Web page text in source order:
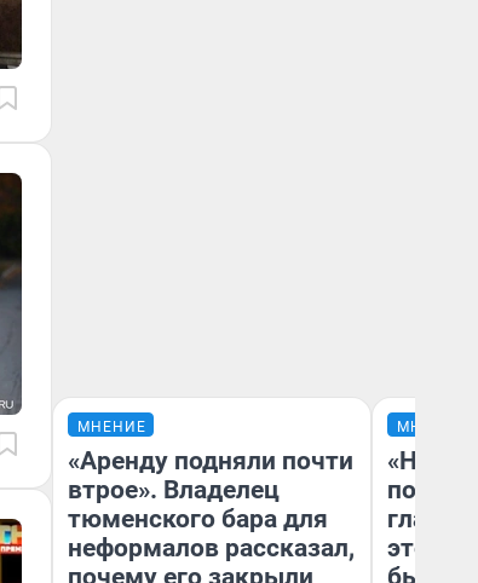
МНЕНИЕ
«Аренду подняли почти
втрое». Владелец
тюменского бара для
неформалов рассказал,
почему его закрыли
МНЕНИЕ
этого
бьет